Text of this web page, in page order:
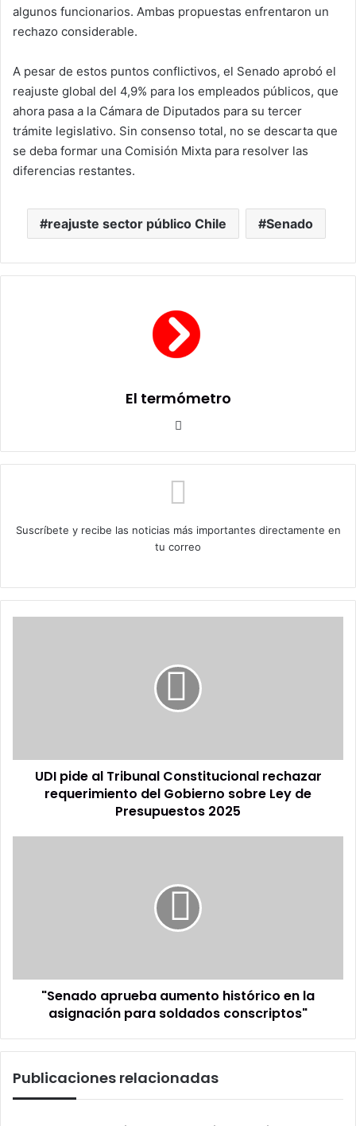
algunos funcionarios. Ambas propuestas enfrentaron un
rechazo considerable.
A pesar de estos puntos conflictivos, el Senado aprobó el
reajuste global del 4,9% para los empleados públicos, que
ahora pasa a la Cámara de Diputados para su tercer
trámite legislativo. Sin consenso total, no se descarta que
se deba formar una Comisión Mixta para resolver las
diferencias restantes.
reajuste sector público Chile Senado
El termómetro
Suscríbete y recibe las noticias más importantes directamente en
tu correo
Gobierno
sobreUDI pide al Tribunal Constitucional rechazar
requerimiento del Gobierno sobre Ley de
Presupuestos 2025
soldados
conscriptos"
"Senado aprueba aumento histórico en la
asignación para soldados conscriptos"
Publicaciones relacionadas